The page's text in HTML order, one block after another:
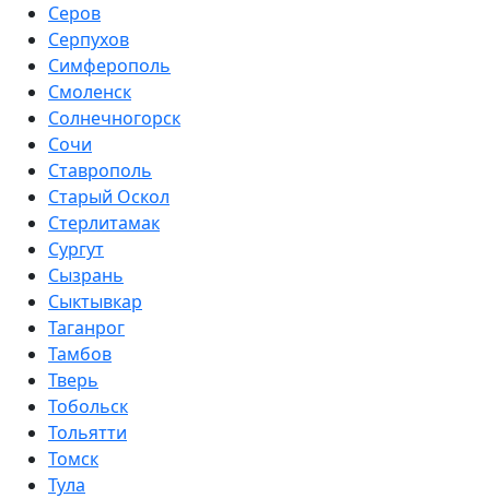
Серов
Серпухов
Симферополь
Смоленск
Солнечногорск
Сочи
Ставрополь
Старый Оскол
Стерлитамак
Сургут
Сызрань
Сыктывкар
Таганрог
Тамбов
Тверь
Тобольск
Тольятти
Томск
Тула